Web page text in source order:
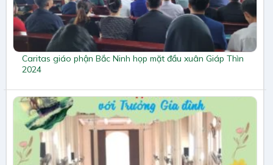
Caritas giáo phận Bắc Ninh họp mặt đầu xuân Giáp Thìn
2024